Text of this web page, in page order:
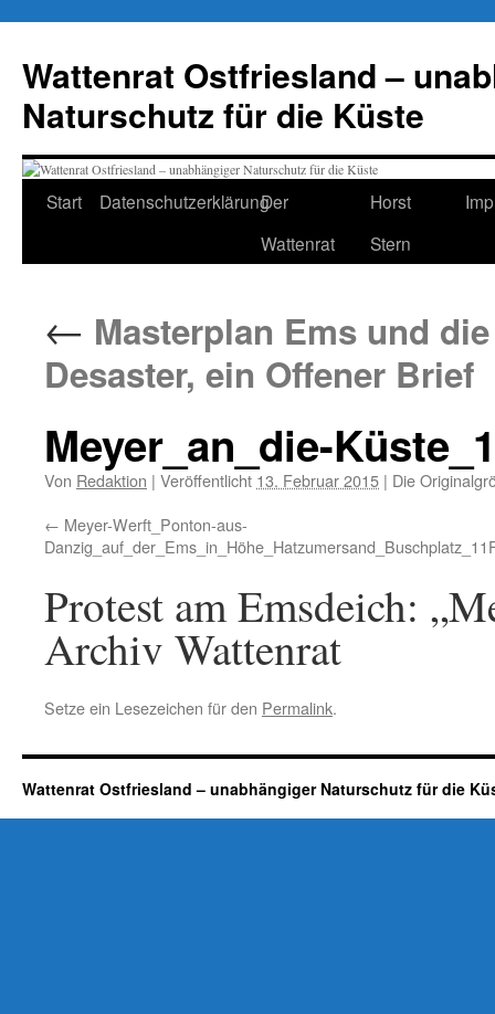
springen
Wattenrat Ostfriesland –
Naturschutz für die Küste
Start DatenschutzerklärungDer
Wattenrat
Horst
Stern
← Masterplan Ems und
Desaster, ein Offener Brief
Meyer_an_die-
Von Redaktion | Veröffentlicht 13. Februar 2015 | Die
Meyer-Werft_Ponton-aus-
Protest am Emsdeich:
Archiv Wattenrat
Setze ein Lesezeichen für den Permalink.
Wattenrat Ostfriesland – unabhängiger Naturschutz für die